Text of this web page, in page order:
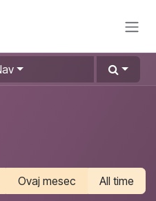
Ovaj mesec All time